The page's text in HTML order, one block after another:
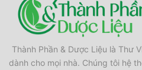
Thành Phần & Dược Liệu là Thư
dành cho mọi nhà. Chúng tôi hệ